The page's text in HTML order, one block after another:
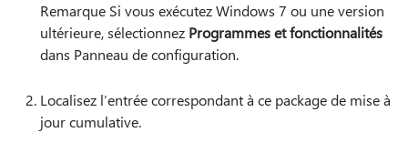
Remarque Si vous exécutez Windows 7 ou une version
ultérieure, sélectionnez Programmes et fonctionnalités
dans Panneau de configuration.
Localisez l’entrée correspondant à ce package de mise à
jour cumulative.